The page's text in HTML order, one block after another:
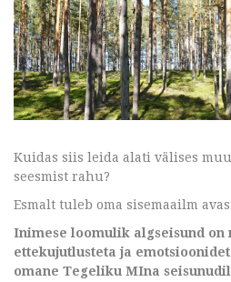
Kuidas siis leida alati välises
seesmist rahu?
Esmalt tuleb oma sisemaailm
Inimese loomulik algseisund on
ettekujutlusteta ja
omane Tegeliku MIna